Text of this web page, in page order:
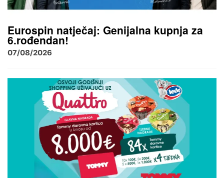
Eurospin natječaj: Genijalna kupnja za
6.rođendan!
07/08/2026